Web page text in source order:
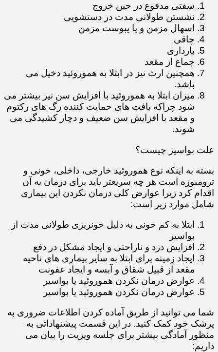
سفتی مدفوع در حین خروج
نشستن طولانی مدت در دستشویی
اسهال مزمن و یا یبوست مزمن
چاقی
بارداری
جماع از مقعد
همچنین ارث نیز در ابتلا به هموروئید دخیل می
باشد.
میزان ابتلا به هموروئید با افزایش سن نیز بیشتر می
شود چراکه بافت های حمایت کننده رگ های رکتوم
و مقعد با افزایش سن ضعیف و دچار کشیدگی می
شوند.
علت بواسیر چیست؟
بسته به اینکه نوع هموروئید خارجی، داخلی، خونی و
ترومبوزه است هر چه سریعتر باید برای درمان به آن
اقدام کرد زیرا عوارض کلی درمان نکردن این بیماری
شامل موارد زیر است:
ابتلا به کم خونی به دلیل خونریزی طولانی مدت از
بواسیر
افزایش درد و ناراحتی و ایجاد مشکل در دفع
ایجاد زمینه برای ابتلا به سایر بیماری های ناحیه
مقعد از قبیل شقاق و آبسه و ایجاد عفونت
عوارض درمان نکردن هموروئید یا بواسیر
عوارض درمان نکردن هموروئید یا بواسیر
​​​​​​​شما می توانید از طریق آماده کردن اطلاعات ضروری به
پزشک خود کمک کنید. در این قسمت پیشنهاداتی به
منظور آمادگی بیشتر برای جلسه ویزیت را بیان می
داریم: